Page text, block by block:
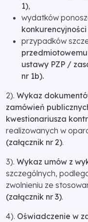
1),
wydatków
konkurencyjności
przypadków
ustawy PZP /
nr 1b).
2). Wykaz
zamówień
kwestionariusza
realizowanych w
(załącznik nr 2).
3). Wykaz umów z
szczególnych,
zwolnieniu ze
(załącznik nr 3).
4). Oświadczenie w